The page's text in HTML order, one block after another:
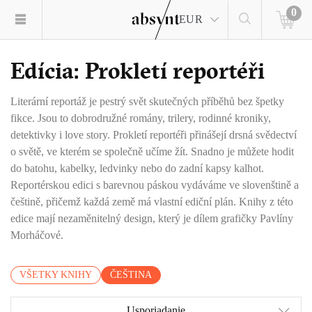
EUR
0
Edícia: Prokletí reportéři
Literární reportáž je pestrý svět skutečných příběhů bez špetky
fikce. Jsou to dobrodružné romány, trilery, rodinné kroniky,
detektivky i love story. Prokletí reportéři přinášejí drsná svědectví
o světě, ve kterém se společně učíme žít. Snadno je můžete hodit
do batohu, kabelky, ledvinky nebo do zadní kapsy kalhot.
Reportérskou edici s barevnou páskou vydáváme ve slovenštině a
češtině, přičemž každá země má vlastní ediční plán. Knihy z této
edice mají nezaměnitelný design, který je dílem grafičky Pavlíny
Morháčové.
VŠETKY KNIHY ČEŠTINA